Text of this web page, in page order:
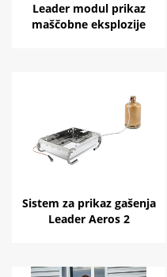
Leader modul prikaz
maščobne eksplozije
Sistem za prikaz gašenja
Leader Aeros 2